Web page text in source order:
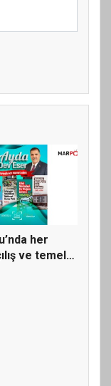
her
ve temel